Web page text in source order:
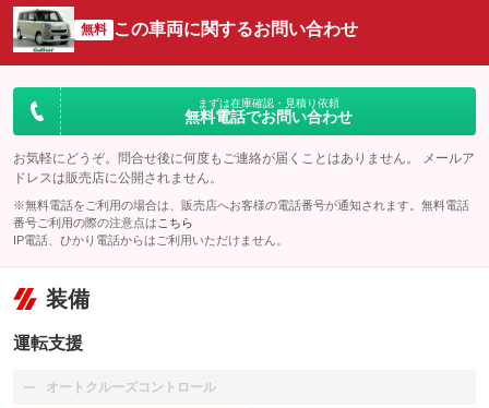
無料 この車両に関するお問い合わせ
まずは在庫確認・見積り依頼
無料電話でお問い合わせ
お気軽にどうぞ。問合せ後に何度もご連絡が届くことはありません。 メールア
ドレスは販売店に公開されません。
※無料電話をご利用の場合は、販売店へお客様の電話番号が通知されます。無料電話
番号ご利用の際の注意点は こちら
IP電話、ひかり電話からはご利用いただけません。
装備
運転支援
オートクルーズコントロール
：装備なし